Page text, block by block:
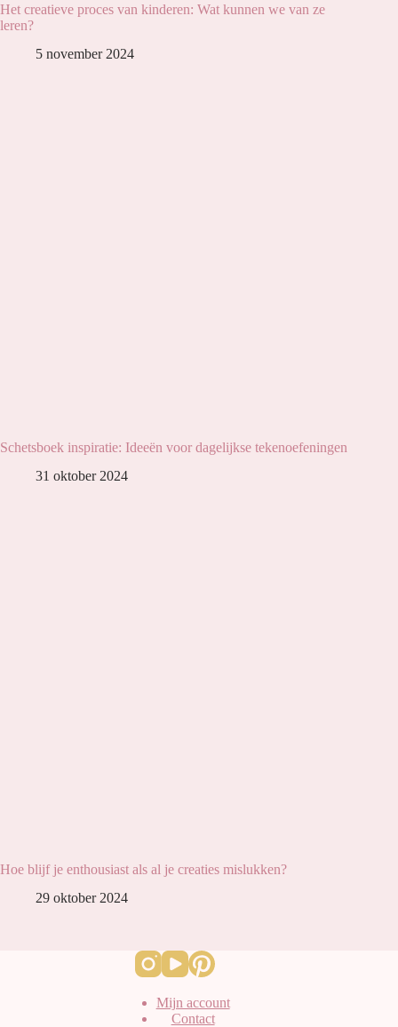
Het creatieve proces van kinderen: Wat kunnen we van ze
leren?
5 november 2024
Schetsboek inspiratie: Ideeën voor dagelijkse tekenoefeningen
31 oktober 2024
Hoe blijf je enthousiast als al je creaties mislukken?
29 oktober 2024
Mijn account
Contact